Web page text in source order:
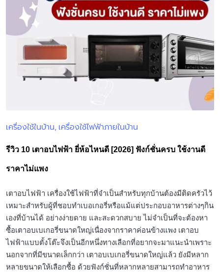
Posted
เครื่องใช้ในบ้าน เครื่องใช้ไฟฟ้าภายในบ้าน
รีวิว 10 เตาอบไฟฟ้า ยี่ห้อไหนดี [2026] ฟังก์ชั่นครบ ใช้งานดี
ราคาไม่แพง
เตาอบไฟฟ้า เครื่องใช้ไฟฟ้าที่จำเป็นสำหรับทุกบ้านต้องมีติดครัวไว้
เหมาะสำหรับผู้ที่ชอบทำเบอเกอรี่หรือแม้แต่ประกอบอาหารต่างๆกิน
เองที่บ้านได้ อย่างง่ายดาย และสะดวกสบาย ไม่จำเป็นที่จะต้องหา
ซื้อเตาอบเบเกอรี่ขนาดใหญ่เนื่องจากราคาค่อนข้างแพง เตาอบ
ไฟฟ้าแบบตั้งโต๊ะจึงเป็นอีกหนึ่งทางเลือกที่อยากจะมาแนะนำเพราะ
นอกจากที่มีขนาดเล็กกว่า เตาอบเบเกอรี่ขนาดใหญ่แล้ว ยังมีหลาก
หลายขนาดให้เลือกซื้อ ด้วยฟังก์ชั่นที่หลากหลายสามารถทำอาหาร